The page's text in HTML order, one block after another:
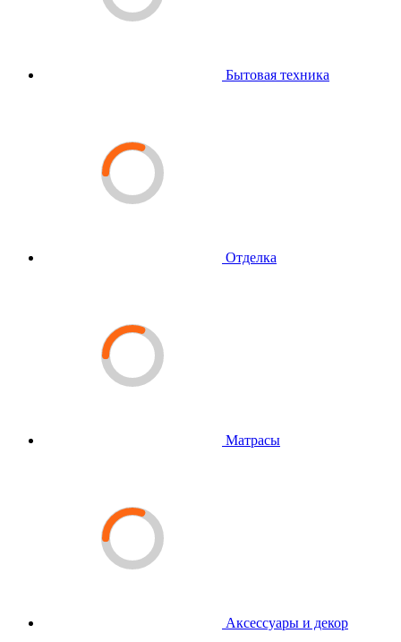
Бытовая техника
Отделка
Матрасы
Аксессуары и декор